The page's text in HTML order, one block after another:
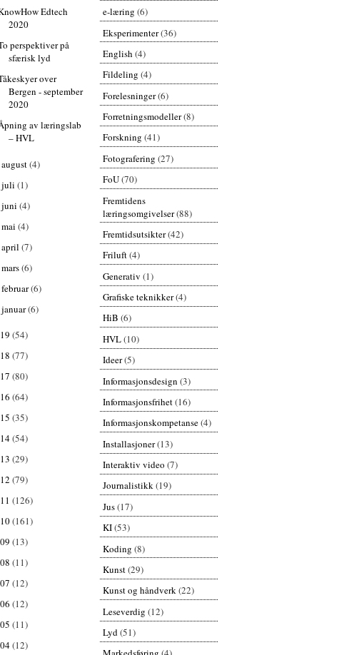
Edtech
2020
perspektiver på
sfærisk lyd
over
Bergen - september
2020
av læringslab
– HVL
august(4)
juli (1)
juni (4)
mai (4)
april (7)
mars(6)
februar(6)
januar(6)
(54)
(77)
(80)
(64)
(35)
(54)
(29)
(79)
(126)
(161)
(13)
(11)
(12)
(12)
(11)
(12)
e-læring (6)
Eksperimenter(36)
English (4)
Fildeling (4)
Forelesninger(6)
Forretningsmodeller(8)
Forskning (41)
Fotografering (27)
FoU(70)
Fremtidens
læringsomgivelser(88)
Fremtidsutsikter(42)
Friluft(4)
Generativ (1)
Grafiske teknikker(4)
HiB (6)
HVL(10)
Ideer(5)
Informasjonsdesign (3)
Informasjonsfrihet(16)
Informasjonskompetanse(4)
Installasjoner(13)
Interaktiv video (7)
Journalistikk(19)
Jus(17)
KI(53)
Koding (8)
Kunst(29)
Kunst og håndverk(22)
Leseverdig (12)
Lyd(51)